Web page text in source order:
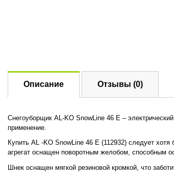
Описание
Снегоуборщик AL-KO SnowLine 46 E –
применение.
Купить AL -KO SnowLine 46 E (112932) следует
агрегат оснащен поворотным желобом, способным
Шнек оснащен мягкой резиновой кромкой, что
Отзывы (0)